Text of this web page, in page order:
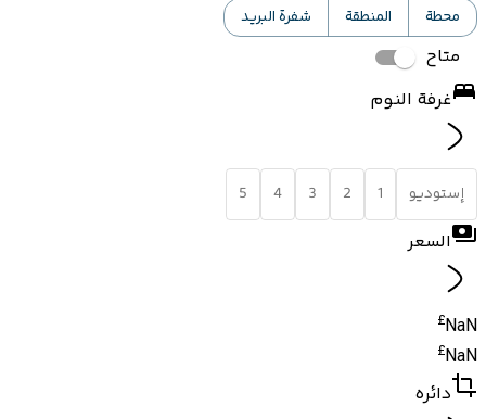
محطة
المنطقة شفرة البريد
متاح
غرفة النوم
إستوديو 1
2
3
4
5
السعر
NaN
£
NaN
£
دائره